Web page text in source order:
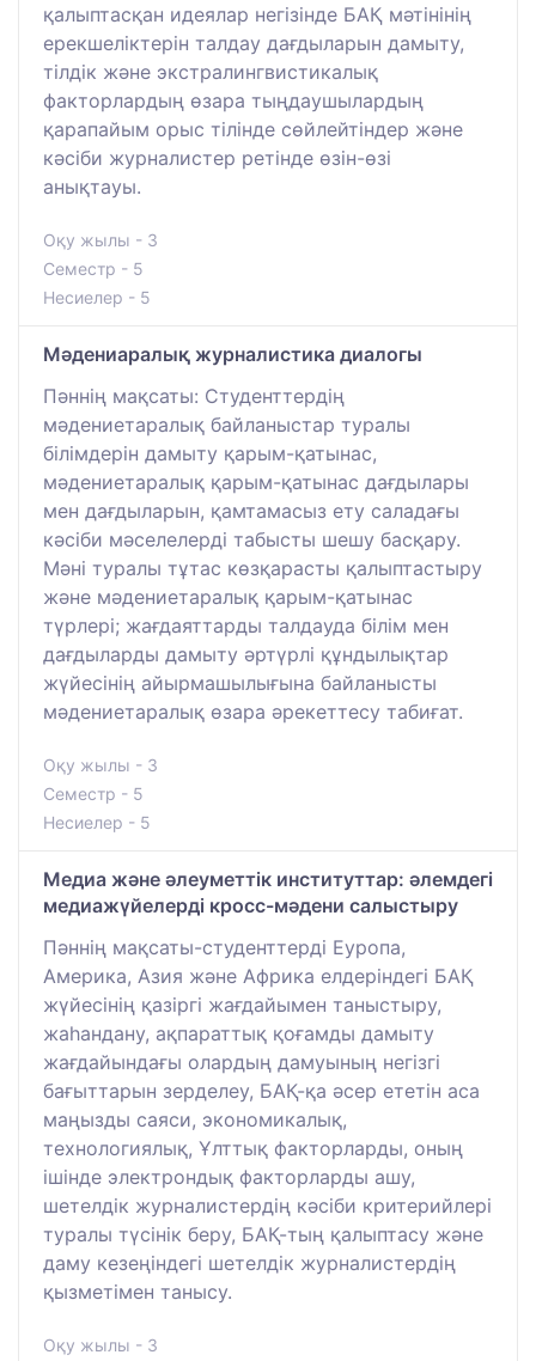
қалыптасқан идеялар негізінде БАҚ мәтінінің
ерекшеліктерін талдау дағдыларын дамыту,
тілдік және экстралингвистикалық
факторлардың өзара тыңдаушылардың
қарапайым орыс тілінде сөйлейтіндер және
кәсіби журналистер ретінде өзін-өзі
анықтауы.
Оқу жылы - 3
Семестр - 5
Несиелер - 5
Мәдениаралық журналистика диалогы
Пәннің мақсаты: Студенттердің
мәдениетаралық байланыстар туралы
білімдерін дамыту қарым-қатынас,
мәдениетаралық қарым-қатынас дағдылары
мен дағдыларын, қамтамасыз ету саладағы
кәсіби мәселелерді табысты шешу басқару.
Мәні туралы тұтас көзқарасты қалыптастыру
және мәдениетаралық қарым-қатынас
түрлері; жағдаяттарды талдауда білім мен
дағдыларды дамыту әртүрлі құндылықтар
жүйесінің айырмашылығына байланысты
мәдениетаралық өзара әрекеттесу табиғат.
Оқу жылы - 3
Семестр - 5
Несиелер - 5
Медиа және әлеуметтік институттар: әлемдегі
медиажүйелерді кросс-мәдени салыстыру
Пәннің мақсаты-студенттерді Еуропа,
Америка, Азия және Африка елдеріндегі БАҚ
жүйесінің қазіргі жағдайымен таныстыру,
жаһандану, ақпараттық қоғамды дамыту
жағдайындағы олардың дамуының негізгі
бағыттарын зерделеу, БАҚ-қа әсер ететін аса
маңызды саяси, экономикалық,
технологиялық, Ұлттық факторларды, оның
ішінде электрондық факторларды ашу,
шетелдік журналистердің кәсіби критерийлері
туралы түсінік беру, БАҚ-тың қалыптасу және
даму кезеңіндегі шетелдік журналистердің
қызметімен танысу.
Оқу жылы - 3